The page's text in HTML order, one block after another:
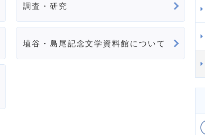
調査・研究
埴谷・島尾記念文学資料館について